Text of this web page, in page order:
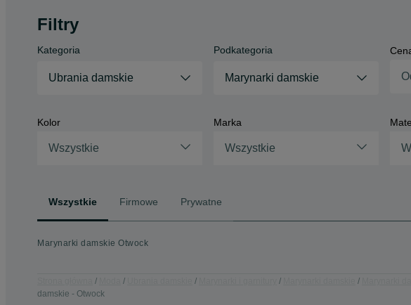
Filtry
Kategoria
Ubrania damskie
Podkategoria
Marynarki damskie
Kolor
Wszystkie
Marka
Wszystkie
Wszystkie Firmowe Prywatne
Marynarki damskie Otwock
damskie - Otwock